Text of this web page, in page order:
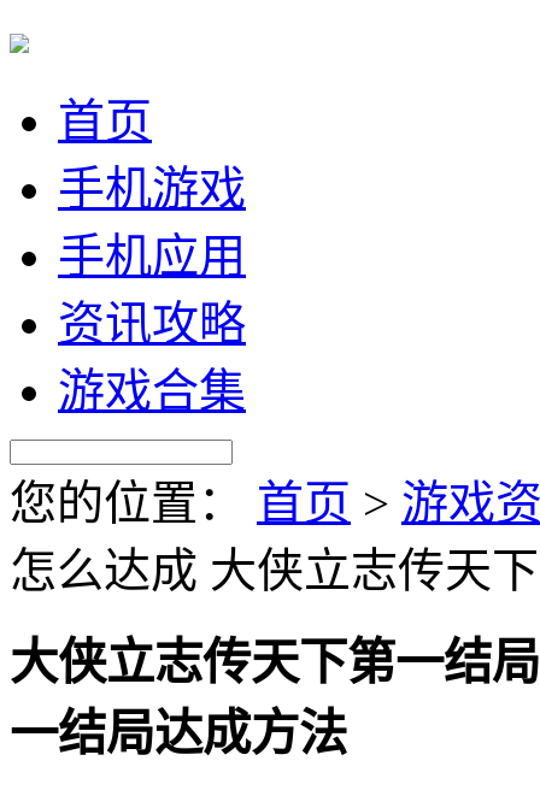
首页
手机游戏
手机应用
资讯攻略
游戏合集
您的位置： 首页 > 游戏
怎么达成 大侠立志传天
大侠立志传天下第一结
一结局达成方法